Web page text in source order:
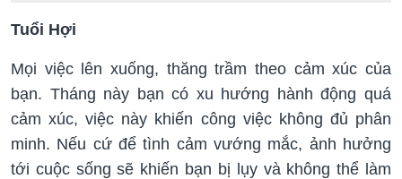
Tuổi Hợi
Mọi việc lên xuống, thăng trầm theo cảm xúc của
bạn. Tháng này bạn có xu hướng hành động quá
cảm xúc, việc này khiến công việc không đủ phân
minh. Nếu cứ để tình cảm vướng mắc, ảnh hưởng
tới cuộc sống sẽ khiến bạn bị lụy và không thể làm